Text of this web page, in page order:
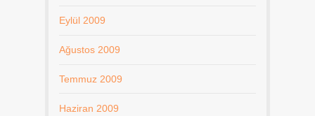
Eylül 2009
Ağustos 2009
Temmuz 2009
Haziran 2009